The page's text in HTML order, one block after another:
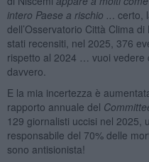
intero Paese a rischio ..
.
dell’Osservatorio Città Clima
stati recensiti, nel 2025, 376
rispetto al 2024 … vuoi vedere
davvero.
E la mia incertezza è
rapporto annuale del
129 giornalisti uccisi nel 2025,
responsabile del 70% delle
sono antisionista!